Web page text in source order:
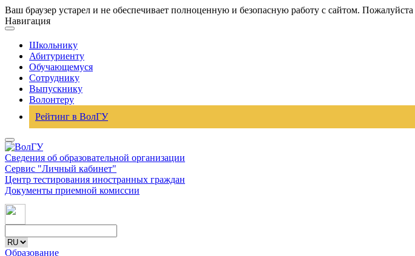
Ваш браузер устарел и не обеспечивает полноценную и безопасную работу с сайтом. Пожалуйста
Навигация
Школьнику
Абитуриенту
Обучающемуся
Сотруднику
Выпускнику
Волонтеру
Рейтинг в ВолГУ
Сведения об образовательной организации
Сервис "Личный кабинет"
Центр тестирования иностранных граждан
Документы приемной комиссии
Образование